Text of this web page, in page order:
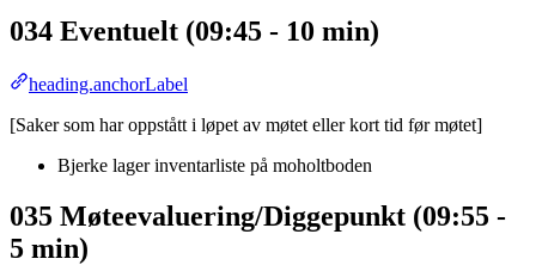
034 Eventuelt (09:45 - 10 min)
heading.anchorLabel
[Saker som har oppstått i løpet av møtet eller kort tid før møtet]
Bjerke lager inventarliste på moholtboden
035 Møteevaluering/Diggepunkt (09:55 -
5 min)